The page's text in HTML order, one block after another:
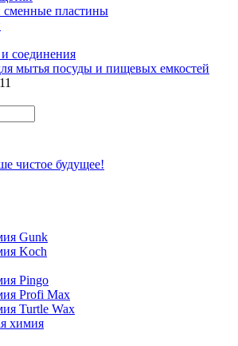
пластины
соединения
мытья посуды и пищевых емкостей
Gunk
Koch
Pingo
Profi Max
Turtle Wax
химия